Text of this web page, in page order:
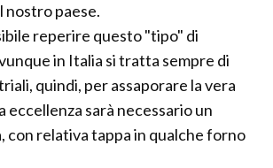
nostro paese.
reperire questo "tipo" di
in Italia si tratta sempre di
quindi, per assaporare la vera
eccellenza sarà necessario un
con relativa tappa in qualche forno